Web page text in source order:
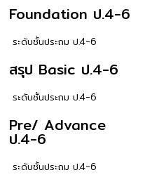
Foundation ป.4-6
ระดับชั้นประถม ป.4-6
สรุป Basic ป.4-6
ระดับชั้นประถม ป.4-6
Pre/ Advance
ป.4-6
ระดับชั้นประถม ป.4-6